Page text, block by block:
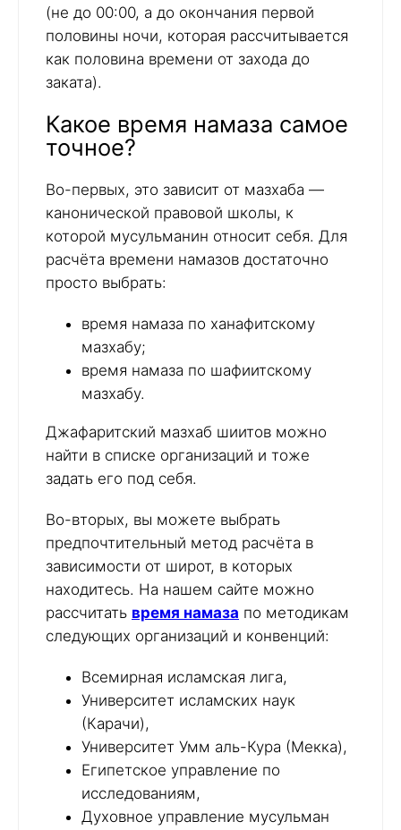
(не до 00:00, а до окончания первой
половины ночи, которая рассчитывается
как половина времени от захода до
заката).
Какое время намаза самое
точное?
Во-первых, это зависит от мазхаба —
канонической правовой школы, к
которой мусульманин относит себя. Для
расчёта времени намазов достаточно
просто выбрать:
время намаза по ханафитскому
мазхабу;
время намаза по шафиитскому
мазхабу.
Джафаритский мазхаб шиитов можно
найти в списке организаций и тоже
задать его под себя.
Во-вторых, вы можете выбрать
предпочтительный метод расчёта в
зависимости от широт, в которых
находитесь. На нашем сайте можно
рассчитать время намаза по методикам
следующих организаций и конвенций:
Всемирная исламская лига,
Университет исламских наук
(Карачи),
Университет Умм аль-Кура (Мекка),
Египетское управление по
исследованиям,
Духовное управление мусульман